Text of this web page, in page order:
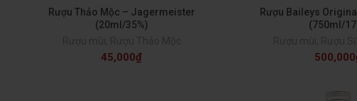
Rượu Thảo Mộc – Jagermeister
(20ml/35%)
45,000₫
Rượu Baileys
(750ml/
500,000